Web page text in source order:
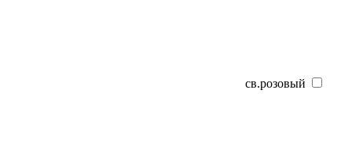
св.розовый